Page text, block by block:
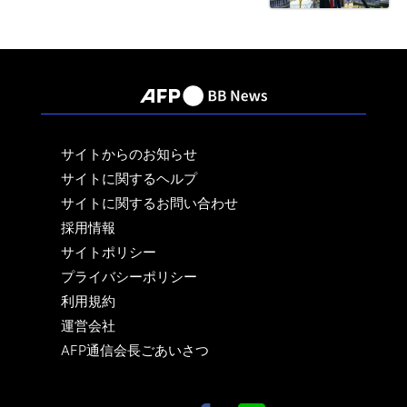
サイトからのお知らせ
サイトに関するヘルプ
サイトに関するお問い合わせ
採用情報
サイトポリシー
プライバシーポリシー
利用規約
運営会社
AFP通信会長ごあいさつ